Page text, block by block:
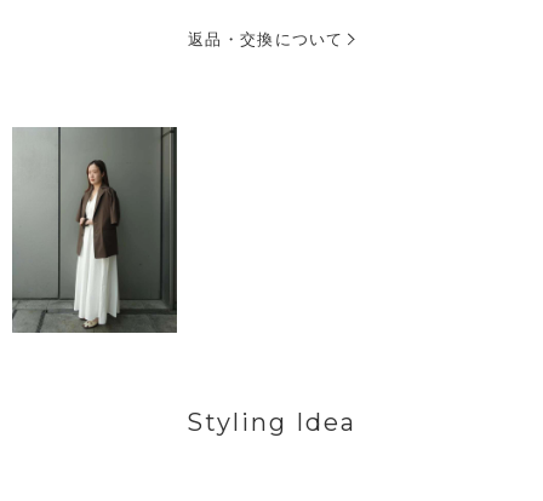
返品・交換について
Styling Idea